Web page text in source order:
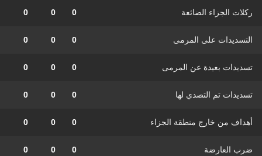
ركلات الجزاء الضائعة 0
0
0
التسديدات على المرمى 0
0
0
تسديدات بعيدة عن المرمى 0
0
0
تسديدات تم التصدي لها 0
0
0
أهداف من خارج منطقة الجزاء 0
0
0
ضرب العارضة 0
0
0